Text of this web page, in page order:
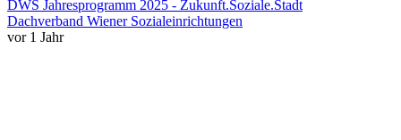
DWS Jahresprogramm 2025 - Zukunft.Soziale.Stadt
Dachverband Wiener Sozialeinrichtungen
vor 1 Jahr